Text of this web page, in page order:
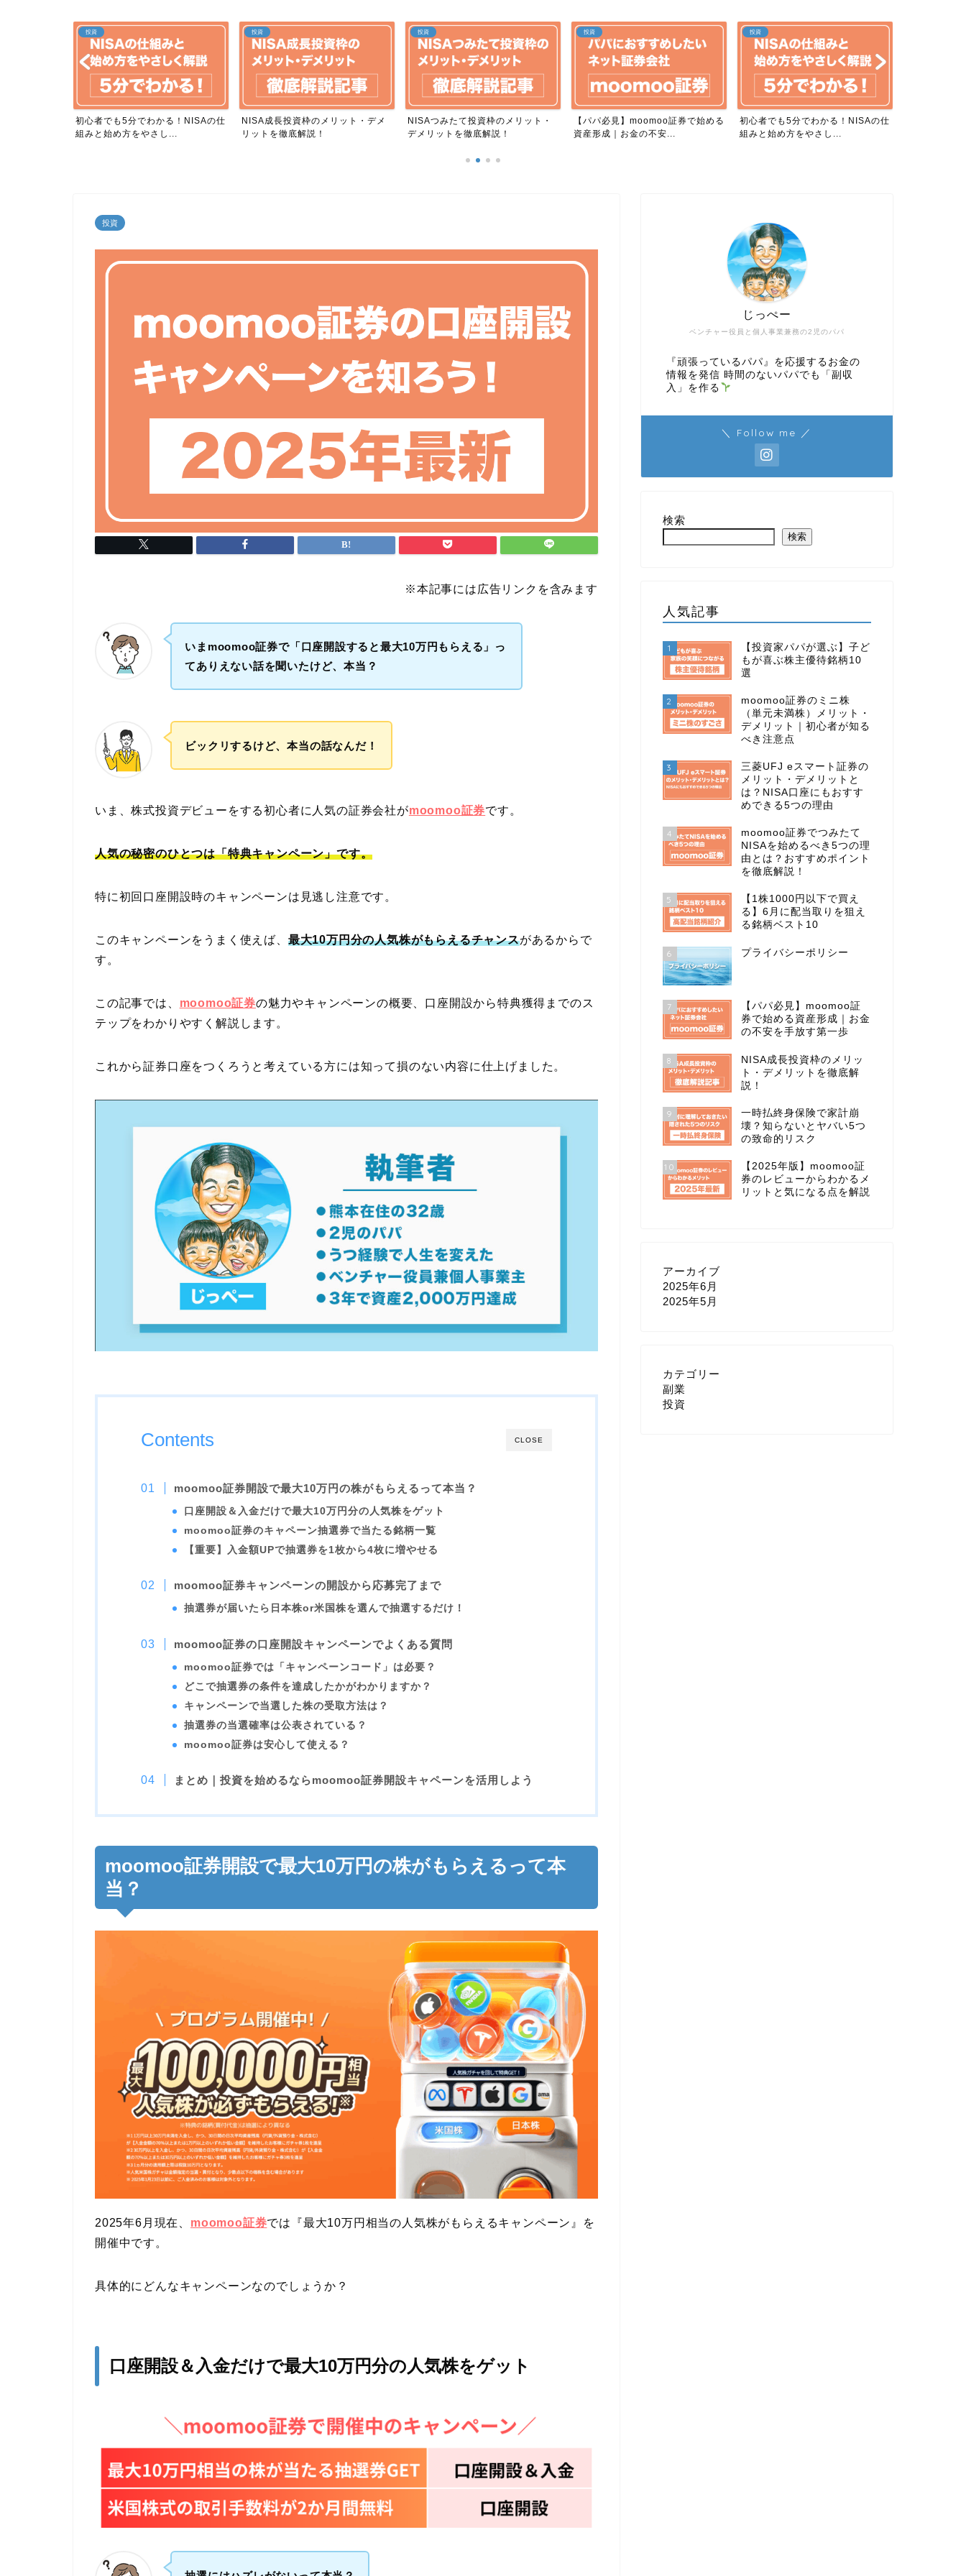
投資
NISA成長投資枠のメリット・デメ
リットを徹底解説！
投資
NISAつみたて投資枠のメリット・
デメリットを徹底解説！
投資
【パパ必見】moomoo証券で始める
資産形成｜お金の不安...
投資
初心者でも5分でわかる！NISAの仕
組みと始め方をやさし...
投資
NISA成長投資枠のメリット・デメ
リットを徹底解説！
投資
※本記事には広告リンクを含みます
いまmoomoo証券で「口座開設すると最大10万円もらえる」っ
てありえない話を聞いたけど、本当？
ビックリするけど、本当の話なんだ！
いま、株式投資デビューをする初心者に人気の証券会社がmoomoo証券です。
人気の秘密のひとつは「特典キャンペーン」です。
特に初回口座開設時のキャンペーンは見逃し注意です。
このキャンペーンをうまく使えば、 最大10万円分の人気株がもらえるチャンスがあるからで
す。
この記事では、 moomoo証券の魅力やキャンペーンの概要、口座開設から特典獲得までのス
テップをわかりやすく解説します。
これから証券口座をつくろうと考えている方には知って損のない内容に仕上げました。
CLOSE
Contents
moomoo証券開設で最大10万円の株がもらえるって本当？
口座開設＆入金だけで最大10万円分の人気株をゲット
moomoo証券のキャペーン抽選券で当たる銘柄一覧
【重要】入金額UPで抽選券を1枚から4枚に増やせる
moomoo証券キャンペーンの開設から応募完了まで
抽選券が届いたら日本株or米国株を選んで抽選するだけ！
moomoo証券の口座開設キャンペーンでよくある質問
moomoo証券では「キャンペーンコード」は必要？
どこで抽選券の条件を達成したかがわかりますか？
キャンペーンで当選した株の受取方法は？
抽選券の当選確率は公表されている？
moomoo証券は安心して使える？
まとめ｜投資を始めるならmoomoo証券開設キャペーンを活用しよう
moomoo証券開設で最大10万円の株がもらえるって本
当？
2025年6月現在、 moomoo証券では『最大10万円相当の人気株がもらえるキャンペーン』を
開催中です。
具体的にどんなキャンペーンなのでしょうか？
口座開設＆入金だけで最大10万円分の人気株をゲット
ベンチャー役員と個人事業兼務の2児のパパ
じっぺー
『頑張っているパパ』を応援するお金の
情報を発信 時間のないパパでも「副収
入」を作る
＼ Follow me ／
検索
検索
人気記事
1
【投資家パパが選ぶ】子ど
もが喜ぶ株主優待銘柄10
選
2
moomoo証券のミニ株
（単元未満株）メリット・
デメリット｜初心者が知る
べき注意点
3
三菱UFJ eスマート証券の
メリット・デメリットと
は？NISA口座にもおすす
めできる5つの理由
4
moomoo証券でつみたて
NISAを始めるべき5つの理
由とは？おすすめポイント
を徹底解説！
5
【1株1000円以下で買え
る】6月に配当取りを狙え
る銘柄ベスト10
6 プライバシーポリシー
7
【パパ必見】moomoo証
券で始める資産形成｜お金
の不安を手放す第一歩
8
NISA成長投資枠のメリッ
ト・デメリットを徹底解
説！
9
一時払終身保険で家計崩
壊？知らないとヤバい5つ
の致命的リスク
10
【2025年版】moomoo証
券のレビューからわかるメ
リットと気になる点を解説
アーカイブ
2025年6月
2025年5月
カテゴリー
副業
投資